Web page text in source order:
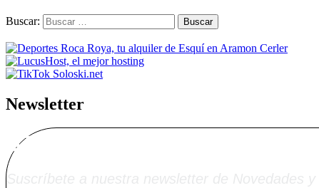
Buscar:
Newsletter
Alta Boletín
Suscríbete a nuestra newsletter de Novedades y